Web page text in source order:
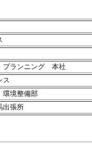
プランニング 本社
ス
境整備部
張所